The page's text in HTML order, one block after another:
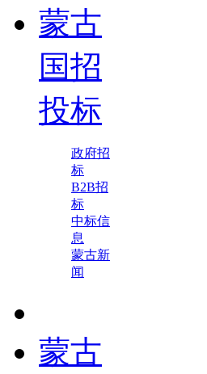
蒙古
国招
投标
政府招
标
B2B招
标
中标信
息
蒙古新
闻
蒙古